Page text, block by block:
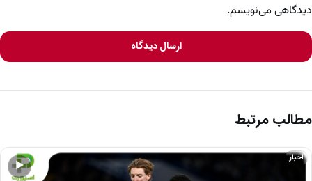
دیدگاهی می‌نویسم.
ارسال دیدگاه
مطالب مرتبط
▶
اخبار